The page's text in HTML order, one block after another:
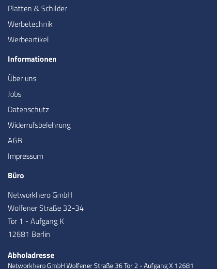
Platten & Schilder
Werbetechnik
Werbeartikel
Informationen
Über uns
Jobs
Datenschutz
Widerrufsbelehrung
AGB
Impressum
Büro
Networkhero GmbH
Wolfener Straße 32-34
Tor 1 - Aufgang K
12681 Berlin
Abholadresse
Networkhero GmbHWolfener Straße 36Tor 2 - Aufgang X12681